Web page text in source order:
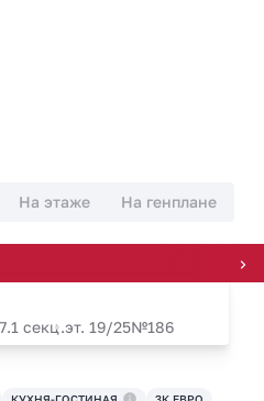
На этаже На генплане
7.1 секц.эт. 19/25№186